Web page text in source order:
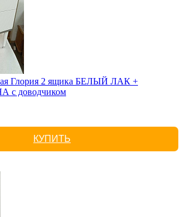
Глория 2 ящика БЕЛЫЙ ЛАК +
доводчиком
КУПИТЬ